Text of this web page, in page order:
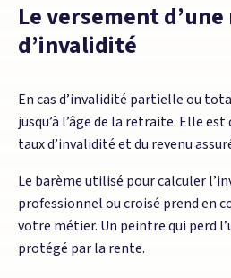
Le versement
d’invalidité
En cas d’invalidité partielle ou
jusqu’à l’âge de la retraite. Elle
taux d’invalidité et du revenu
Le barème utilisé pour calculer
professionnel ou croisé prend en
votre métier. Un peintre qui perd
protégé par la rente.